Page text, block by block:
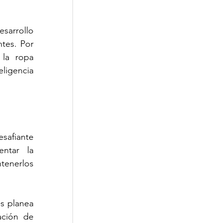
Por
la ropa
la
planea
de